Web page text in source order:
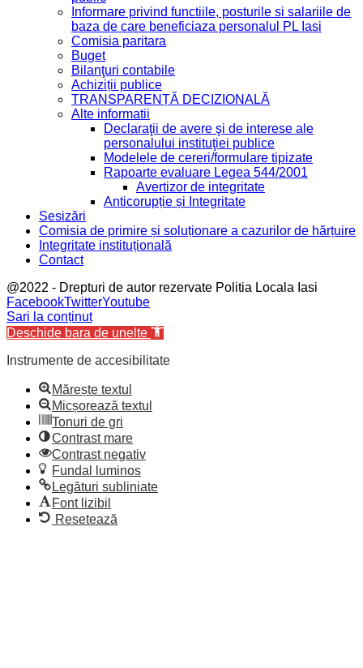
Informare privind functiile, posturile si salariile de
baza de care beneficiaza personalul PL Iasi
Comisia paritara
Buget
Bilanţuri contabile
Achiziții publice
TRANSPARENȚĂ DECIZIONALĂ
Alte informatii
Declaraţii de avere şi de interese ale
personalului instituţiei publice
Modelele de cereri/formulare tipizate
Rapoarte evaluare Legea 544/2001
Avertizor de integritate
Anticorupție și Integritate
Sesizări
Comisia de primire și soluționare a cazurilor de hărțuire
Integritate instituțională
Contact
@2022 - Drepturi de autor rezervate Politia Locala Iasi
FacebookTwitterYoutube
Sari la conținut
Deschide bara de unelte
Instrumente de accesibilitate
Mărește textul
Micșorează textul
Tonuri de gri
Contrast mare
Contrast negativ
Fundal luminos
Legături subliniate
Font lizibil
Resetează